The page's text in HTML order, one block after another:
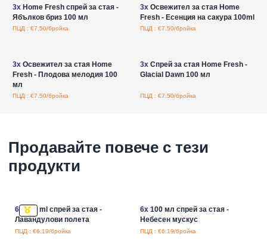
3xHome Fresh спрей за стая -
Ябълков бриз 100 мл
ПЦД : €7.50/бройка
3xОсвежител за стая Home
Fresh - Есенция на сакура 100ml
ПЦД : €7.50/бройка
3xОсвежител за стая Home
Fresh - Плодова мелодия 100
мл
ПЦД : €7.50/бройка
3xСпрей за стая Home Fresh -
Glacial Dawn 100 мл
ПЦД : €7.50/бройка
Продавайте повече с тези
продукти
6x 100 ml спрей за стая -
Лавандулови полета
ПЦД : €6.19/бройка
6x100 мл спрей за стая -
Небесен мускус
ПЦД : €6.19/бройка